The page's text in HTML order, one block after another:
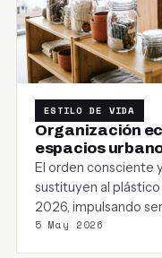
ESTILO DE VIDA
Organización
espacios
El orden consciente
sustituyen al
2026, impulsando
5 May 2026